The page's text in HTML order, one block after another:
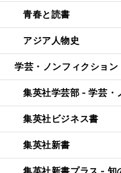
青春と読書
アジア人物史
学芸・ノンフィクション
集英社学芸部 - 学芸・
集英社ビジネス書
集英社新書